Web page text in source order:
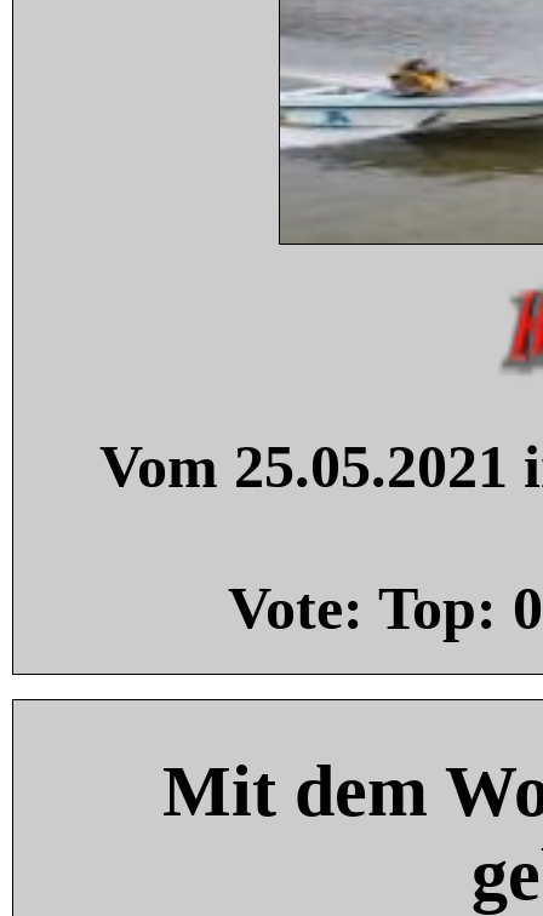
Vom
Vote: Top: 0
Mit dem